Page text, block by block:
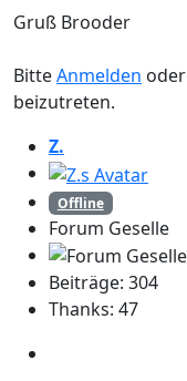
Gruß Brooder
BitteAnmelden oder
beizutreten.
Z.
Offline
Forum Geselle
Beiträge: 304
Thanks: 47